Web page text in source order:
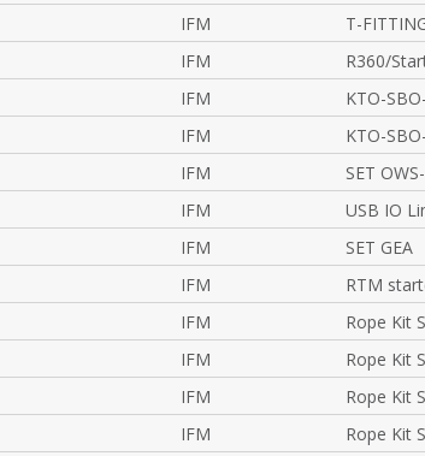
IFM T-
IFM R360/
IFM KTO-
IFM KTO-
IFM SET
IFM USB IO
IFM SET GEA
IFM RTM
IFM Rope Kit
IFM Rope Kit
IFM Rope Kit
IFM Rope Kit